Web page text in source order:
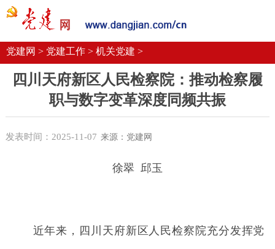
党建要闻
机关党建
校园党建 企业党建
党建网 > 党建工作 > 机关党建 >
四川天府新区人民检察院：推动检察履
职与数字变革深度同频共振
发表时间：2025-11-07 来源：党建网
徐翠 邱玉
近年来，四川天府新区人民检察院充分发挥党